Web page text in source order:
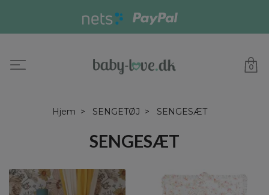
0
Hjem SENGETØJ SENGESÆT
SENGESÆT